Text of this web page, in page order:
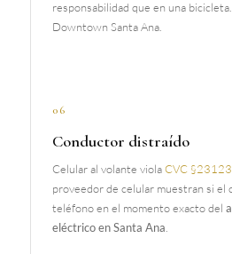
responsabilidad que en una
Downtown Santa Ana.
06
Conductor distraído
Celular al volante violaCVC
proveedor de celular muestran si el
teléfono en el momento exacto del
eléctrico en Santa Ana.